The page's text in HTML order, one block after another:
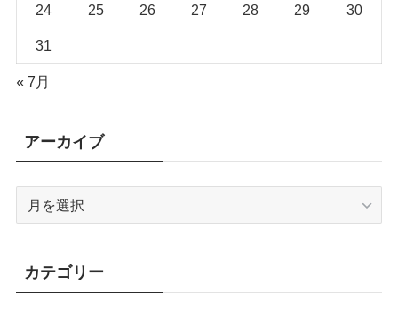
24 25 26 27 28 29 30
31
« 7月
アーカイブ
ブ
カテゴリー